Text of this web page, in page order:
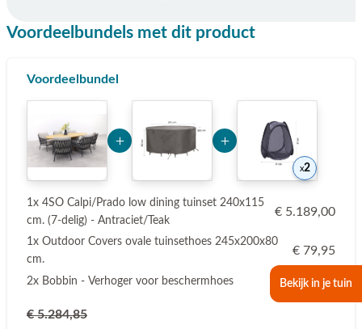
Bekijk in je tuin
Voordeelbundels met dit product
Voordeelbundel
2
1x 4SO Calpi/Prado low dining tuinset 240x115
cm. (7-delig) - Antraciet/Teak
€ 5.189,00
1x Outdoor Covers ovale tuinsethoes 245x200x80
cm.
€ 79,95
2x Bobbin - Verhoger voor beschermhoes € 7,95
€ 5.284,85